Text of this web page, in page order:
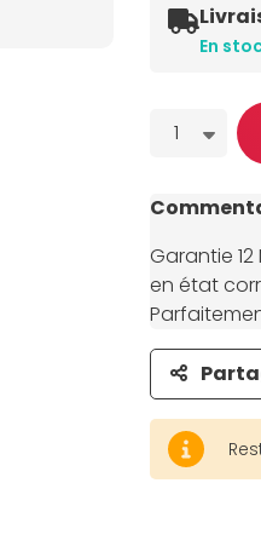
En
Quantité
1
Garantie 12
en état